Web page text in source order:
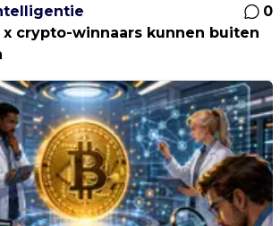
0
crypto-winnaars kunnen buiten